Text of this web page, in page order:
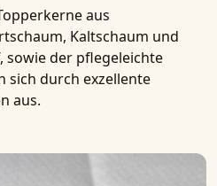
aus
Kaltschaum und
, sowie der pflegeleichte
sich durch exzellente
aus.